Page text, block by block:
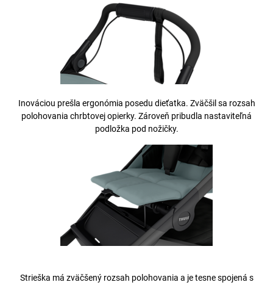
Inováciou prešla ergonómia posedu dieťatka. Zväčšil sa rozsah
polohovania chrbtovej opierky. Zároveň pribudla nastaviteľná
podložka pod nožičky.
Strieška má zväčšený rozsah polohovania a je tesne spojená s